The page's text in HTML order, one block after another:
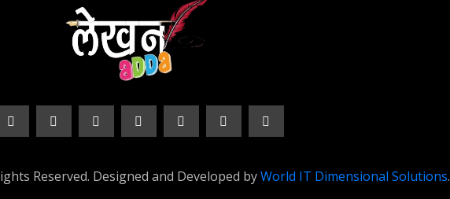
Reserved. Designed and Developed byWorld IT Dimensional Solutions.